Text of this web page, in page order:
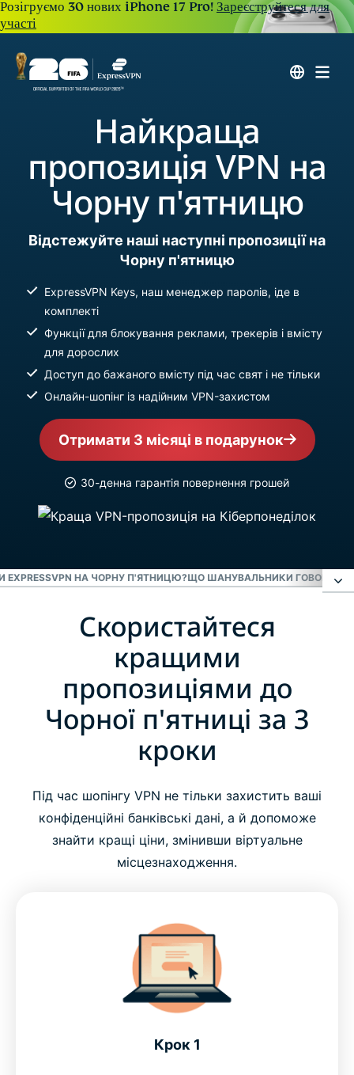
Розігруємо 30 нових iPhone 17 Pro!Зареєструйтеся для
участі
Найкраща
пропозиція VPN на
Чорну п'ятницю
Відстежуйте наші наступні пропозиції на
Чорну п'ятницю
ExpressVPN Keys, наш менеджер паролів, іде в
комплекті
Функції для блокування реклами, трекерів і вмісту
для дорослих
Доступ до бажаного вмісту під час свят і не тільки
Онлайн-шопінг із надійним VPN-захистом
Отримати 3 місяці в подарунок
30-денна гарантія повернення грошей
НА ЧОРНУ П'ЯТНИЦЮ?ЩО ШАНУВАЛЬНИКИ ГОВОРЯТЬ
Скористайтеся кращими пропозиціями до
Чорної п'ятниці за 3 кроки
Для чого потрібна VPN
Чому варто обрати ExpressVPN на Чорну
Що шанувальники говорять про ExpressVPN
Запитання й відповіді:пропозиція на Чорну
Випробувати ExpressVPN без ризиків
Скористайтеся
кращими
пропозиціями до
Чорної п'ятниці за 3
кроки
Під час шопінгу VPN не тільки захистить ваші
конфіденційні банківські дані, а й допоможе
знайти кращі ціни, змінивши віртуальне
місцезнаходження.
Крок 1